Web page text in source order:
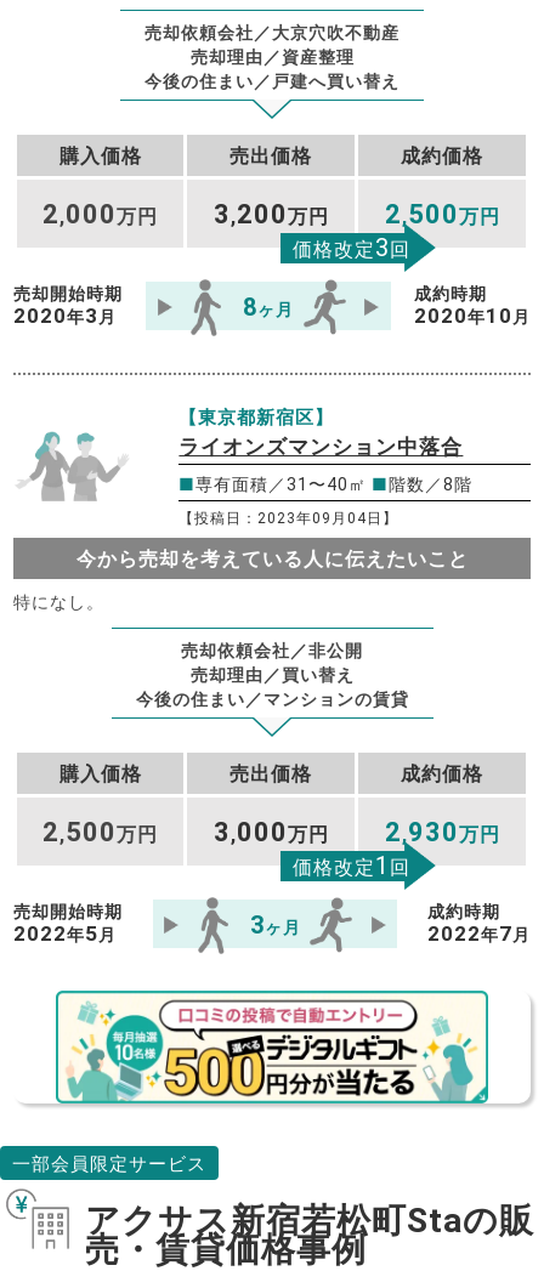
売却依頼会社／大京穴吹不動産
売却理由／資産整理
今後の住まい／戸建へ買い替え
購入価格 売出価格 成約価格
2,000万円 3 ,200万円 2,500万円
価格改定3回
売却開始時期
2020年3 月 8ヶ月
成約時期
2020年10 月
【東京都新宿区】
ライオンズマンション中落合
■専有面積／31〜40㎡ ■階数／8階
【投稿日：2023年09月04日】
今から売却を考えている人に伝えたいこと
特になし。
売却依頼会社／非公開
売却理由／買い替え
今後の住まい／マンションの賃貸
購入価格 売出価格 成約価格
2,500万円 3 ,000万円 2,930万円
価格改定1 回
売却開始時期
2022年5 月 3ヶ月
成約時期
2022年7 月
一部会員限定サービス
アクサス新宿若松町Staの販
売・賃貸価格事例